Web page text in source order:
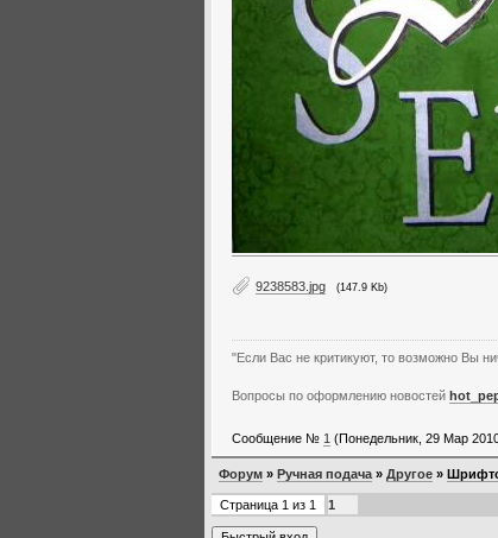
9238583.jpg (147.9 Kb)
"Если Вас не критикуют, то возможно Вы
Вопросы по оформлению новостей
Сообщение № 1 (Понедельник, 29 Мар
Форум » Ручная подача » Другое »
Страница 1 из 1
1